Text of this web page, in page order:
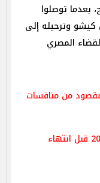
بعدما توصلوا
كيشو وترحيله إلى
المصري
من منافسات
جدول ترتيب ميداليات أولمبياد باريس 2024 قبل انتهاء